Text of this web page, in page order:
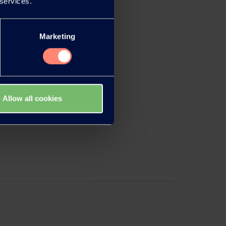
Marketing
Allow all cookies